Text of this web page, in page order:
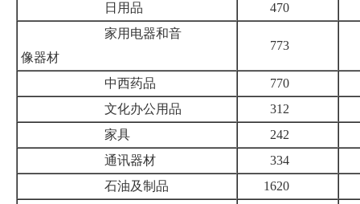
日用品
470
家用电器和音
像器材
773
中西药品
770
文化办公用品
312
家具
242
通讯器材
334
石油及制品
1620